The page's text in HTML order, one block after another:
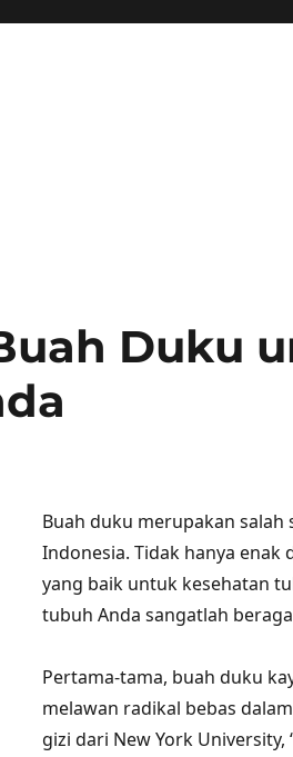
Duku
Buah duku merupakan
Indonesia. Tidak hanya enak
yang baik untuk kesehatan
tubuh Anda sangatlah
Pertama-tama, buah duku
melawan radikal bebas
gizi dari New York